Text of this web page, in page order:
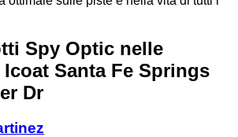
Spy Optic nelle
Icoat Santa Fe Springs
Dr